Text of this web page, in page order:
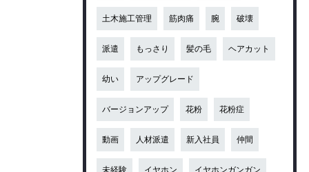
土木施工管理 筋肉痛 腕 破壊
派遣 もっさり 髪の毛 ヘアカット
幼い アップグレード
バージョンアップ 花粉 花粉症
動画 人材派遣 新入社員 仲間
未経験 イヤホン イヤホンガンガン